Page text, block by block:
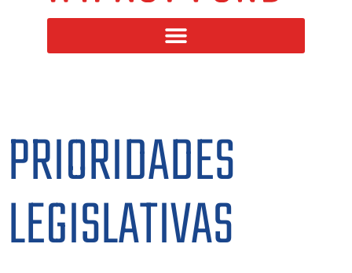
PRIORIDADES
LEGISLATIVAS